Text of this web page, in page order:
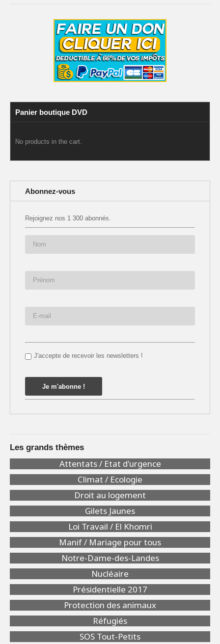
Panier boutique DVD
No products in the cart.
Abonnez-vous
Rejoignez nos 1 300 abonnés.
J'accepte de recevoir les newsletters !
Les grands thèmes
Attentats / Etat d'urgence
Climat / Ecologie
Droit au logement
Gilets Jaunes
Loi Travail / El Khomri
Manif / Mariage pour tous
Notre-Dame-des-Landes
Nucléaire
Présidentielle 2017
Protection des animaux
Réfugiés
SOS Tout-Petits